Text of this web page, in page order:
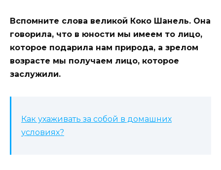
Вспомните слова великой Коко Шанель. Она
говорила, что в юности мы имеем то лицо,
которое подарила нам природа, а зрелом
возрасте мы получаем лицо, которое
заслужили.
Как ухаживать за собой в домашних
условиях?